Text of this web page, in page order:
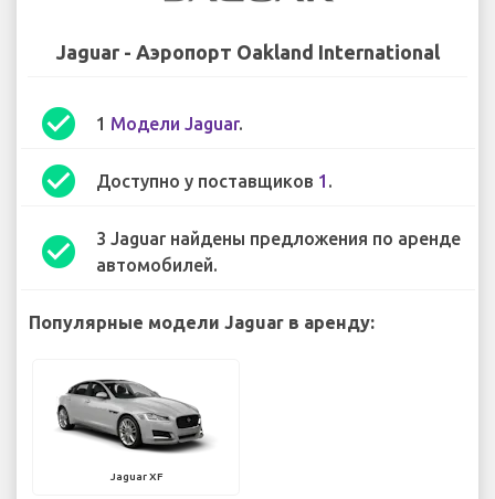
Jaguar - Аэропорт Oakland International
check_circle 1 Модели Jaguar.
check_circle Доступно у поставщиков 1 .
check_circle
3 Jaguar найдены предложения по аренде
автомобилей.
Популярные модели Jaguar в аренду:
Jaguar XF